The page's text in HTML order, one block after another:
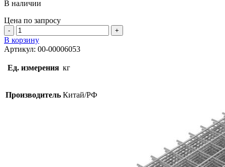
В наличии
Цена по запросу
Количество
товара
Проволока
вязальная
4мм
В корзину
Артикул: 00-00006053
Ед. измерения кг
Производитель Китай/РФ